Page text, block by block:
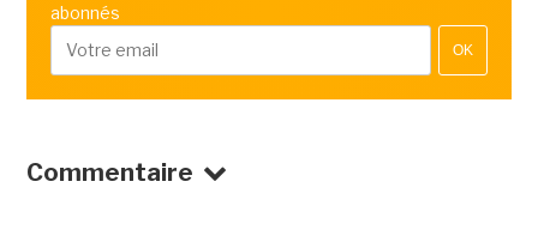
abonnés
OK
Commentaire